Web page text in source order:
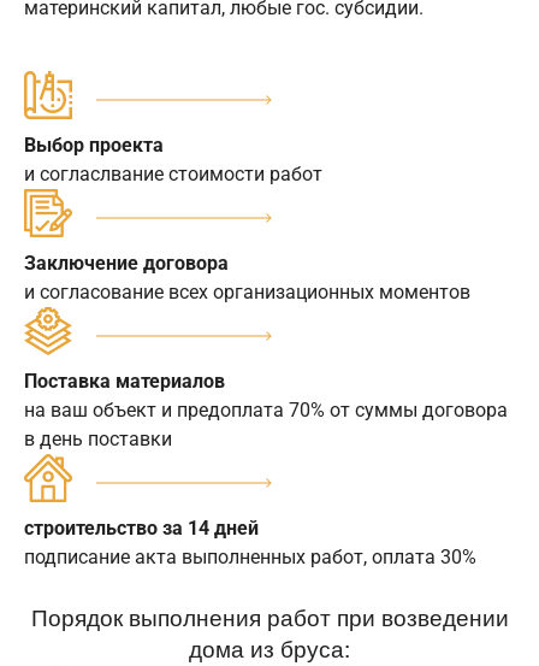
материнский капитал, любые гос. субсидии.
Выбор проекта
и согласлвание стоимости работ
Заключение договора
и согласование всех организационных моментов
Поставка материалов
на ваш объект и предоплата 70% от суммы договора
в день поставки
строительство за 14 дней
подписание акта выполненных работ, оплата 30%
Порядок выполнения работ при возведении
дома из бруса: